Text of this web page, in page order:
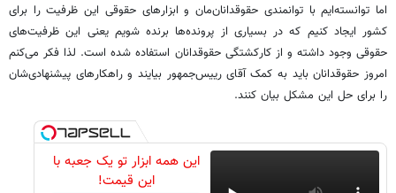
اما توانسته‌ایم با توانمندی حقوقدانان‌مان و ابزارهای حقوقی این ظرفیت را برای
کشور ایجاد کنیم که در بسیاری از پرونده‌ها برنده شویم یعنی این ظرفیت‌های
حقوقی وجود داشته و از کارکشتگی حقوقدانان استفاده شده است. لذا فکر می‌کنم
امروز حقوقدانان باید به کمک آقای رییس‌جمهور بیایند و راهکارهای پیشنهادی‌شان
را برای حل این مشکل بیان کنند.
این همه ابزار تو یک جعبه با
این قیمت!